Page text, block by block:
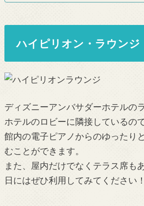
ハイピリオン・ラウンジ
ディズニーアンバサダーホテルの
ホテルのロビーに隣接しているの
館内の電子ピアノからのゆったり
むことができます。
また、屋内だけでなくテラス席も
日にはぜひ利用してみてください！